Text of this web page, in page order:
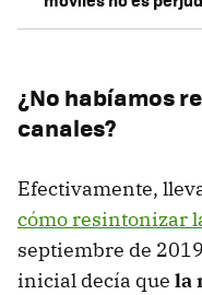
¿No habíamos
canales?
Efectivamente,
cómo resintonizar
septiembre de
inicial decía que la